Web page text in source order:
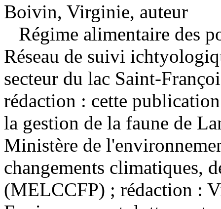
Boivin, Virginie, auteur
Régime alimentaire des
Réseau de suivi
secteur du lac Saint-
rédaction : cette
la gestion de la faune de
Ministère de
changements climatiques,
(MELCCFP) ; rédaction :